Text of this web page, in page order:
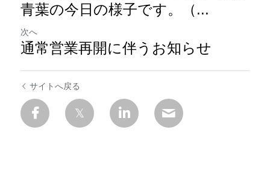
青葉の今日の様子です。（...
次へ
通常営業再開に伴うお知らせ
サイトへ戻る